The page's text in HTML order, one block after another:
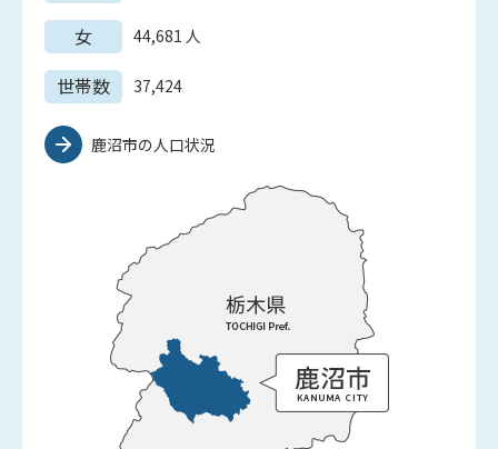
女 44,681 人
世帯数 37,424
鹿沼市の人口状況